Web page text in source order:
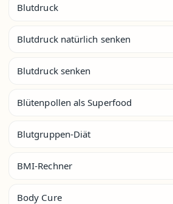
Blutdruck
Blutdruck natürlich senken
Blutdruck senken
Blütenpollen als Superfood
Blutgruppen-Diät
BMI-Rechner
Body Cure